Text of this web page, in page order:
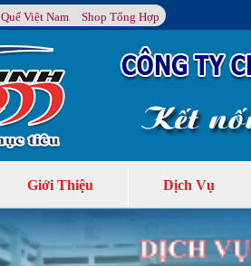
Quế Việt Nam Shop Tổng Hợp
Giới Thiệu Dịch Vụ